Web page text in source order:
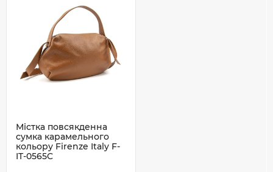
Містка повсякденна
сумка карамельного
кольору Firenze Italy F-
IT-0565C